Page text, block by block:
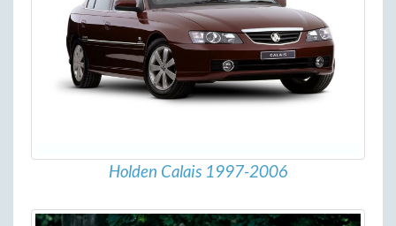
Holden Calais 1997-2006